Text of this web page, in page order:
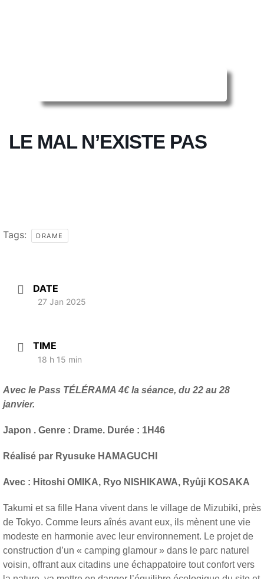
LE MAL N’EXISTE PAS
Tags: DRAME
DATE
27 Jan 2025
TIME
18 h 15 min
Avec le Pass TÉLÉRAMA 4€ la séance, du 22 au 28
janvier.
Japon . Genre : Drame. Durée : 1H46
Réalisé par Ryusuke HAMAGUCHI
Avec : Hitoshi OMIKA, Ryo NISHIKAWA, Ryûji KOSAKA
Takumi et sa fille Hana vivent dans le village de Mizubiki, près
de Tokyo. Comme leurs aînés avant eux, ils mènent une vie
modeste en harmonie avec leur environnement. Le projet de
construction d’un « camping glamour » dans le parc naturel
voisin, offrant aux citadins une échappatoire tout confort vers